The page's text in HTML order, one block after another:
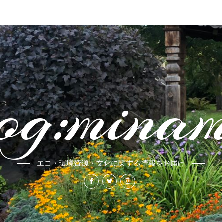
エコ・環境資源・文化に関する情報をお届け